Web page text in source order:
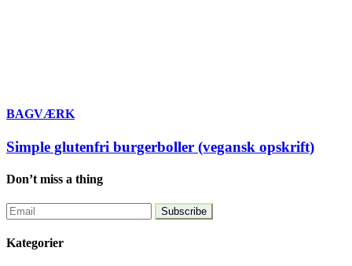
BAGVÆRK
Simple glutenfri burgerboller (vegansk opskrift)
Don’t miss a thing
Kategorier